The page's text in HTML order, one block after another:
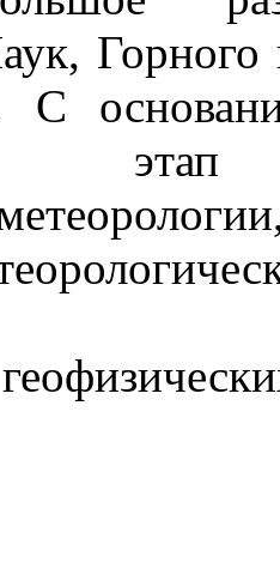
Горного
С